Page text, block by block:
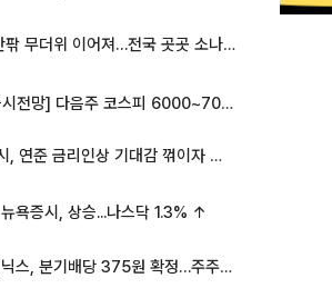
35도 안팎 무더위 이어져…전국 곳곳 소나기 [오늘 날씨]
[주간증시전망] 다음주 코스피 6000~7000⋯“外人 수급은 정책이 변수”
뉴욕증시, 연준 금리인상 기대감 꺾이자 상승...S&P500 사상 최고치 [종합]
뉴욕증시, 상승...나스닥 1.3% ↑
SK하이닉스, 분기배당 375원 확정…주주환원책 9월로 앞당겨 발표